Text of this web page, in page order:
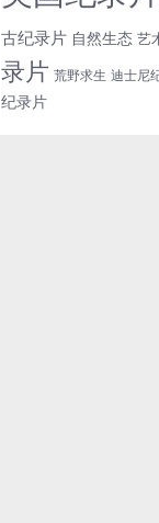
古纪录片 自然生态 艺
录片 荒野求生 迪士尼
纪录片